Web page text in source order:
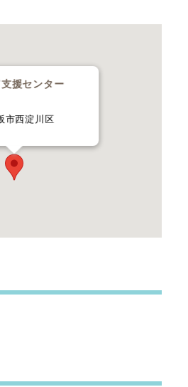
援センター
市西淀川区